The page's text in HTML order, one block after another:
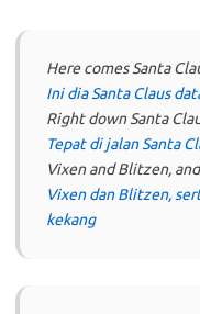
Here comes Santa
Ini dia Santa Claus
Right down Santa
Tepat di jalan Santa
Vixen and Blitzen,
Vixen dan Blitzen,
kekang